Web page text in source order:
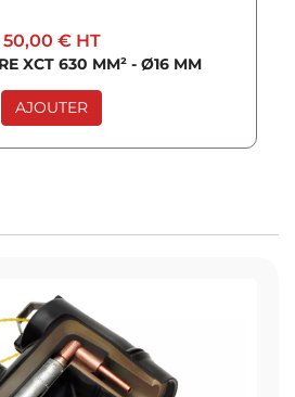
50,00 € HT
XCT 630 MM² - Ø16 MM
AJOUTER